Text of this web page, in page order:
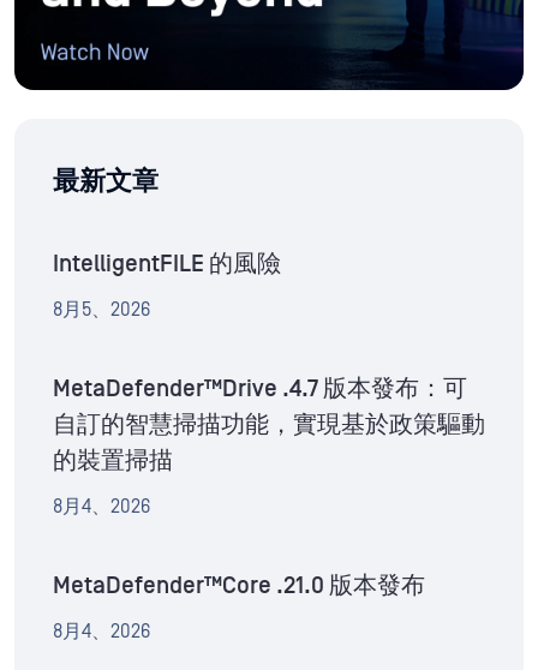
最新文章
IntelligentFILE 的風險
8月5、2026
MetaDefender™Drive .4.7 版本發布：可
自訂的智慧掃描功能，實現基於政策驅動
的裝置掃描
8月4、2026
MetaDefender™Core .21.0 版本發布
8月4、2026